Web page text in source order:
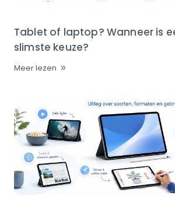
Tablet of laptop? Wanneer is
slimste keuze?
Meer lezen